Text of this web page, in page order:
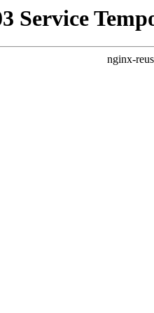
Service
nginx-